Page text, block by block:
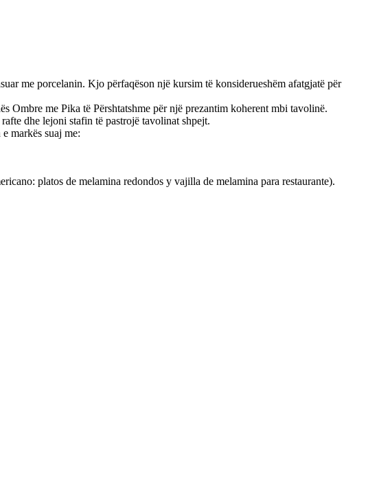
me porcelanin. Kjo përfaqëson një kursim të konsiderueshëm afatgjatë për
me Pika të Përshtatshme për një prezantim koherent mbi tavolinë.
dhe lejoni stafin të pastrojë tavolinat shpejt.
markës suaj me:
platos de melamina redondos y vajilla de melamina para restaurante).